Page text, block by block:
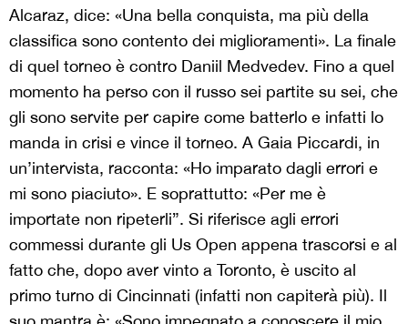
Alcaraz, dice: «Una bella conquista, ma più della
classifica sono contento dei miglioramenti». La finale
di quel torneo è contro Daniil Medvedev. Fino a quel
momento ha perso con il russo sei partite su sei, che
gli sono servite per capire come batterlo e infatti lo
manda in crisi e vince il torneo. A Gaia Piccardi, in
un’intervista, racconta: «Ho imparato dagli errori e
mi sono piaciuto». E soprattutto: «Per me è
importate non ripeterli”. Si riferisce agli errori
commessi durante gli Us Open appena trascorsi e al
fatto che, dopo aver vinto a Toronto, è uscito al
primo turno di Cincinnati (infatti non capiterà più). Il